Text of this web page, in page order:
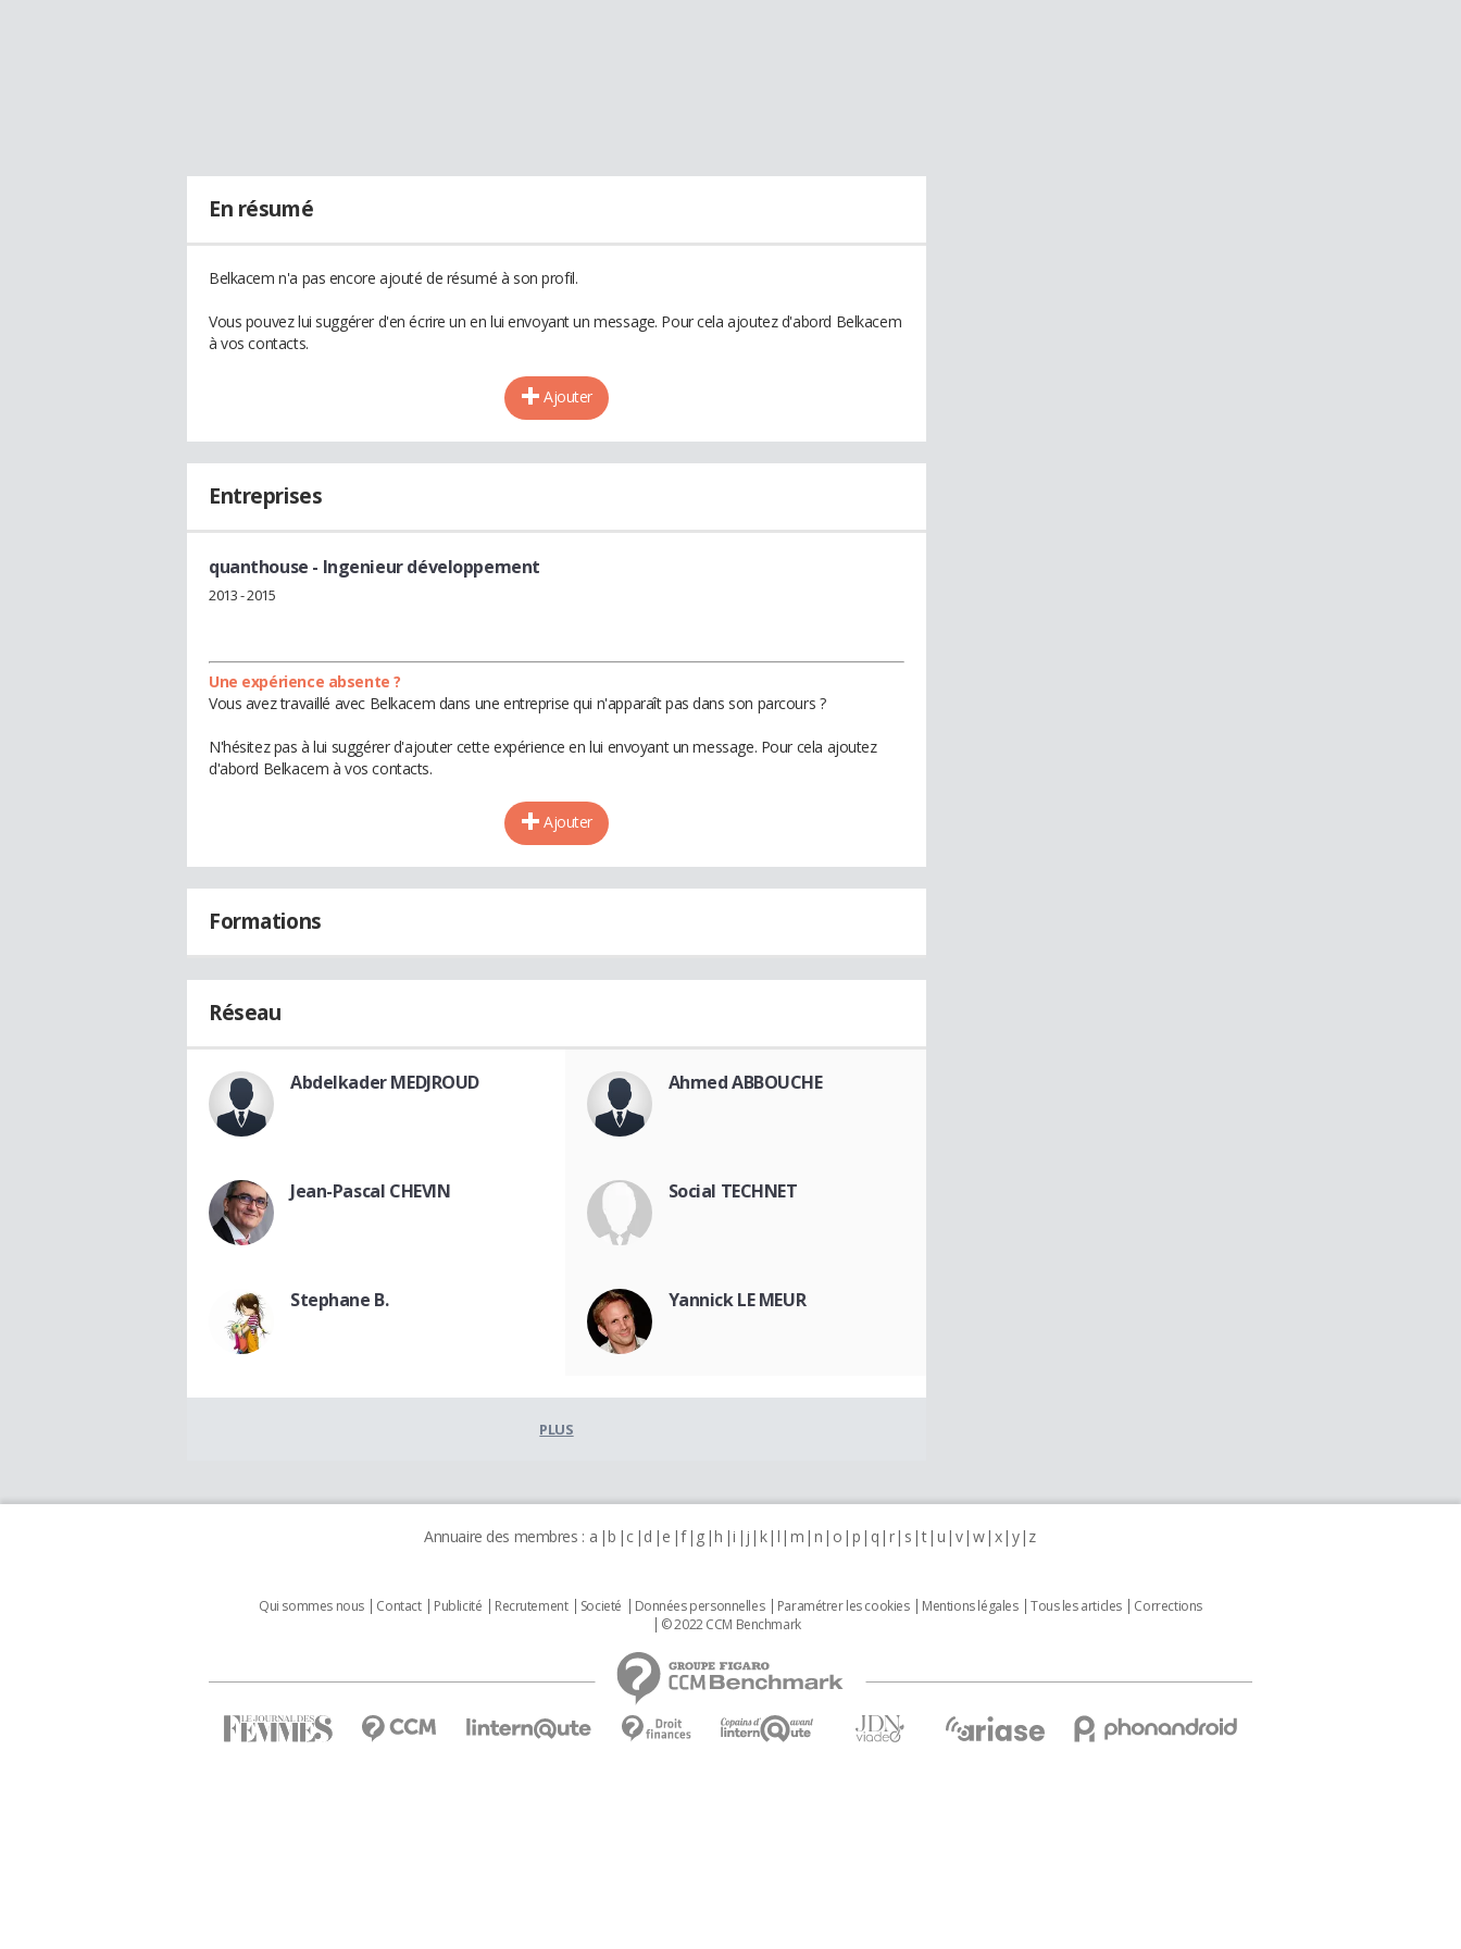
En résumé
Belkacem n'a pas encore ajouté de résumé à son profil.
Vous pouvez lui suggérer d'en écrire un en lui envoyant un message. Pour cela ajoutez d'abord Belkacem
à vos contacts.
Ajouter
Entreprises
quanthouse - Ingenieur développement
2013 - 2015
Une expérience absente ?
Vous avez travaillé avec Belkacem dans une entreprise qui n'apparaît pas dans son parcours ?
N'hésitez pas à lui suggérer d'ajouter cette expérience en lui envoyant un message. Pour cela ajoutez
d'abord Belkacem à vos contacts.
Ajouter
Formations
Réseau
Abdelkader MEDJROUD Ahmed ABBOUCHE
Jean-Pascal CHEVIN Social TECHNET
Stephane B. Yannick LE MEUR
PLUS
Annuaire des membres : a b c d e f g h i j k l m n o p q r s t u v w x y z
Qui sommes nous Contact Publicité Recrutement Societé Données personnelles Paramétrer les cookies Mentions légales Tous les articles
Corrections
© 2022 CCM Benchmark